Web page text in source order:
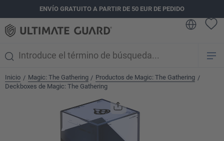
principalENVÍO GRATUITO A PARTIR DE 50 EUR DE PEDIDO
Inicio / Magic: The Gathering / Productos de Magic: The Gathering /
Deckboxes de Magic: The Gathering